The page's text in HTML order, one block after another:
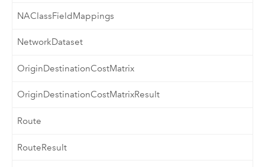
NAClassFieldMappings
NetworkDataset
OriginDestinationCostMatrix
OriginDestinationCostMatrixResult
Route
RouteResult